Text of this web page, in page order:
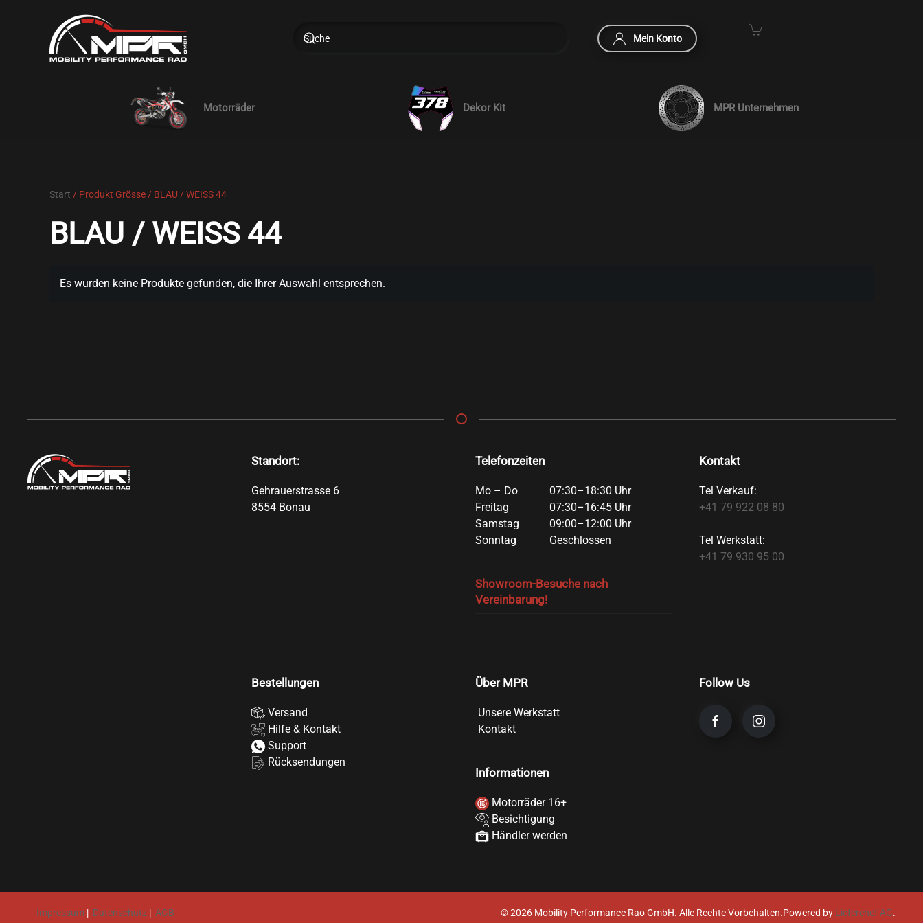
Skip to main content Mein Konto
Motorräder Dekor Kit MPR Unternehmen
Start / Produkt Grösse / BLAU / WEISS 44
BLAU / WEISS 44
Es wurden keine Produkte gefunden, die Ihrer Auswahl entsprechen.
Standort:
Gehrauerstrasse 6
8554 Bonau
Kontakt
Tel Verkauf:
+41 79 922 08 80
Tel Werkstatt:
+41 79 930 95 00
Telefonzeiten
Mo – Do
07:30–18:30 Uhr
Freitag
07:30–16:45 Uhr
Samstag
09:00–12:00 Uhr
Sonntag
Geschlossen
Showroom-Besuche nach
Vereinbarung!
Bestellungen
Versand
Hilfe & Kontakt
Support
Rücksendungen
Über MPR
Unsere Werkstatt
Kontakt
Informationen
Motorräder 16+
Besichtigung
Händler werden
Follow Us
Impressum | Datenschutz | AGB ©2026 Mobility Performance Rao GmbH. Alle Rechte Vorbehalten.Powered by Lieferchef AG.